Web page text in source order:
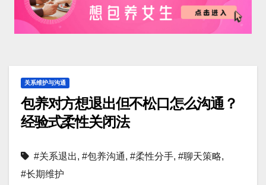
关系维护与沟通
包养对方想退出但不松口怎么沟通？
经验式柔性关闭法
#关系退出, #包养沟通, #柔性分手, #聊天策略,
#长期维护